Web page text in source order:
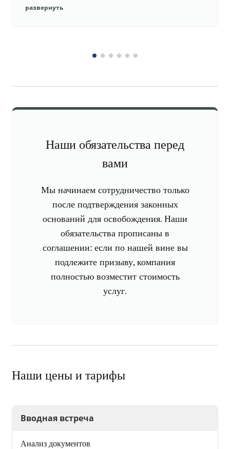
функций. Юристы подготовили документы,
развернуть
Наши обязательства перед
вами
Мы начинаем сотрудничество только
после подтверждения законных
оснований для освобождения. Наши
обязательства прописаны в
соглашении: если по нашей вине вы
подлежите призыву, компания
полностью возместит стоимость
услуг.
Наши цены и тарифы
Вводная встреча
Анализ документов